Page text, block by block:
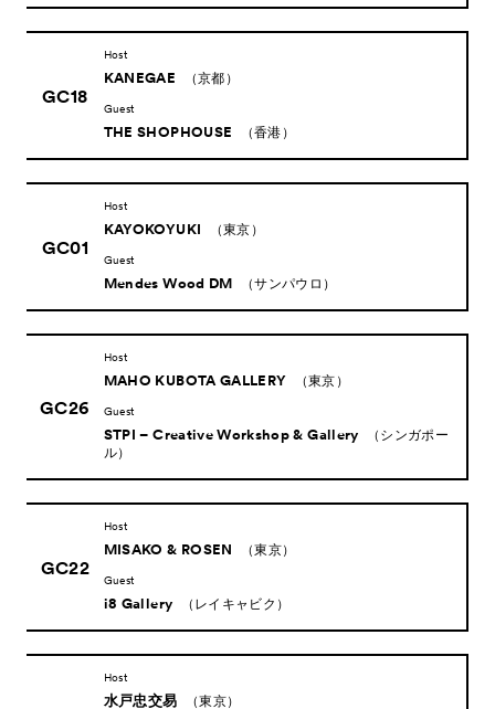
News お知らせ
Exhibitors
- Gallery Collaborations
Artworks 作品一覧
ACK Curates
- Talks トークプログラム
- For Kids キッズプログラム
Special Programs
Associated Programs 市内連携プログラム
About
GC18
Host
KANEGAE （京都）
Guest
THE SHOPHOUSE （香港）
GC01
Host
KAYOKOYUKI （東京）
Guest
Mendes Wood DM （サンパウロ）
GC26
Host
MAHO KUBOTA GALLERY （東京）
Guest
STPI – Creative Workshop & Gallery
（シンガポー
ル）
GC22
Host
MISAKO & ROSEN （東京）
Guest
i8 Gallery （レイキャビク）
Host
水戸忠交易 （東京）